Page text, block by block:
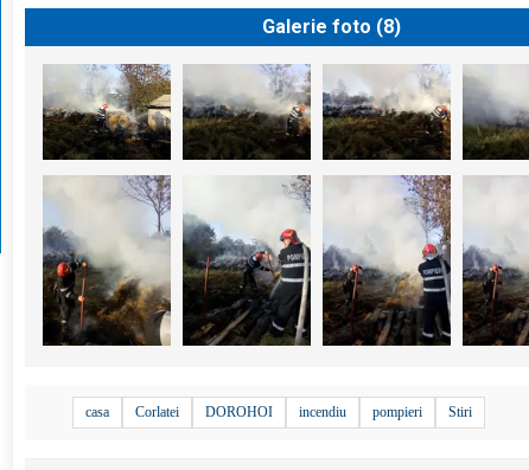
Galerie foto (8)
casa Corlatei DOROHOI incendiu pompieri Stiri